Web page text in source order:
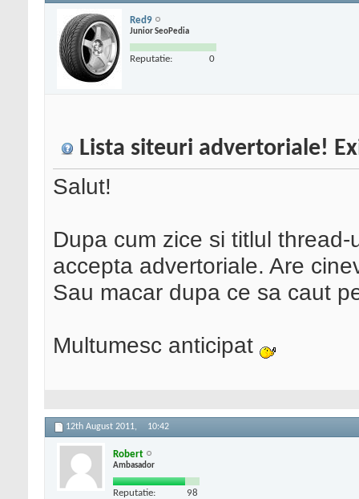
Red9
Junior SeoPedia
Reputatie: 0
Lista siteuri advertoriale!
Salut!
Dupa cum zice si titlul
accepta advertoriale. Are
Sau macar dupa ce sa caut
Multumesc anticipat
12th August 2011, 10:42
Robert
Ambasador
Reputatie: 98